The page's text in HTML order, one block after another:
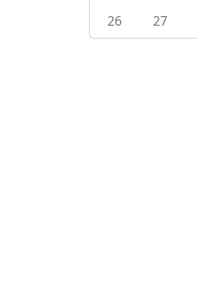
26
27